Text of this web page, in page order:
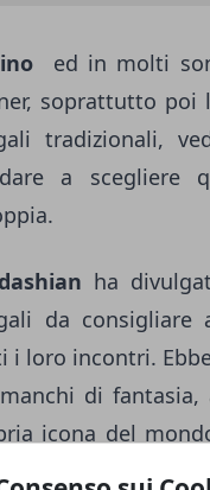
ed in molti
soprattutto poi
tradizionali,
a scegliere
ha
da consigliare
i loro incontri.
manchi di
icona del
e imitano il